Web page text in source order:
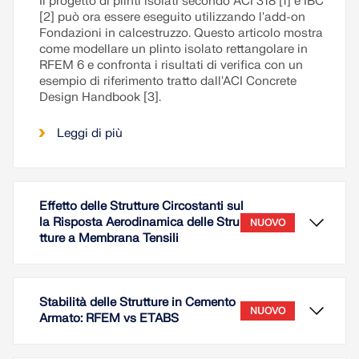
[2] può ora essere eseguito utilizzando l'add-on
Fondazioni in calcestruzzo. Questo articolo mostra
come modellare un plinto isolato rettangolare in
RFEM 6 e confronta i risultati di verifica con un
esempio di riferimento tratto dall'ACI Concrete
Design Handbook [3].
Leggi di più
Effetto delle Strutture Circostanti sul
la Risposta Aerodinamica delle Stru
tture a Membrana Tensili
NUOVO
Stabilità delle Strutture in Cemento
Armato: RFEM vs ETABS
NUOVO